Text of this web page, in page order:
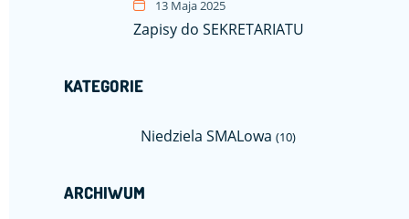
13 Maja 2025
Zapisy do SEKRETARIATU
KATEGORIE
Niedziela SMALowa (10)
ARCHIWUM